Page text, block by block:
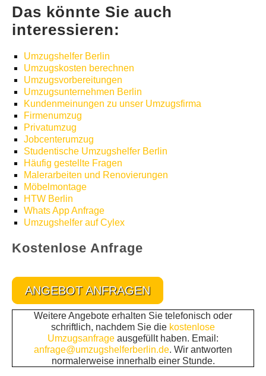
Das könnte Sie auch
interessieren:
Umzugshelfer Berlin
Umzugskosten berechnen
Umzugsvorbereitungen
Umzugsunternehmen Berlin
Kundenmeinungen zu unser Umzugsfirma
Firmenumzug
Privatumzug
Jobcenterumzug
Studentische Umzugshelfer Berlin
Häufig gestellte Fragen
Malerarbeiten und Renovierungen
Möbelmontage
HTW Berlin
Whats App Anfrage
Umzugshelfer auf Cylex
Kostenlose Anfrage
ANGEBOT ANFRAGEN
Weitere Angebote erhalten Sie telefonisch oder
schriftlich, nachdem Sie die kostenlose
Umzugsanfrage ausgefüllt haben. Email:
anfrage@umzugshelferberlin.de. Wir antworten
normalerweise innerhalb einer Stunde.